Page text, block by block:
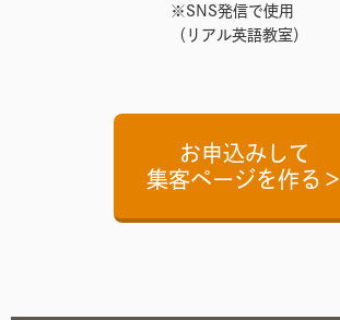
※SNS発信で使用
（リアル英語教室）
お申込みして
集客ページを作る＞